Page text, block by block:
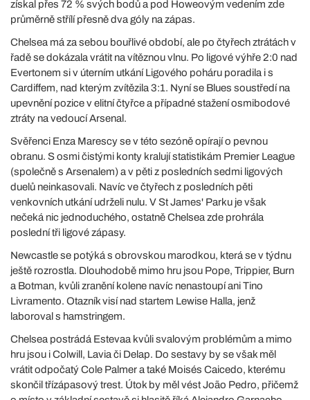
získal přes 72 % svých bodů a pod Howeovým vedením zde
průměrně střílí přesně dva góly na zápas.
Chelsea má za sebou bouřlivé období, ale po čtyřech ztrátách v
řadě se dokázala vrátit na vítěznou vlnu. Po ligové výhře 2:0 nad
Evertonem si v úterním utkání Ligového poháru poradila i s
Cardiffem, nad kterým zvítězila 3:1. Nyní se Blues soustředí na
upevnění pozice v elitní čtyřce a případné stažení osmibodové
ztráty na vedoucí Arsenal.
Svěřenci Enza Marescy se v této sezóně opírají o pevnou
obranu. S osmi čistými konty kralují statistikám Premier League
(společně s Arsenalem) a v pěti z posledních sedmi ligových
duelů neinkasovali. Navíc ve čtyřech z posledních pěti
venkovních utkání udrželi nulu. V St James' Parku je však
nečeká nic jednoduchého, ostatně Chelsea zde prohrála
poslední tři ligové zápasy.
Newcastle se potýká s obrovskou marodkou, která se v týdnu
ještě rozrostla. Dlouhodobě mimo hru jsou Pope, Trippier, Burn
a Botman, kvůli zranění kolene navíc nenastoupí ani Tino
Livramento. Otazník visí nad startem Lewise Halla, jenž
laboroval s hamstringem.
Chelsea postrádá Estevaa kvůli svalovým problémům a mimo
hru jsou i Colwill, Lavia či Delap. Do sestavy by se však měl
vrátit odpočatý Cole Palmer a také Moisés Caicedo, kterému
skončil třízápasový trest. Útok by měl vést João Pedro, přičemž